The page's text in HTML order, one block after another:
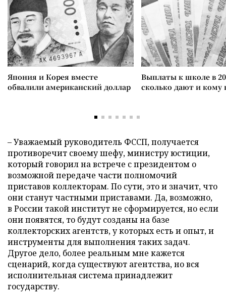
Япония и Корея вместе
обвалили американский доллар
Выплаты к школе в
сколько дают и
– Уважаемый руководитель ФССП, получается
противоречит своему шефу, министру юстиции,
который говорил на встрече с президентом о
возможной передаче части полномочий
приставов коллекторам. По сути, это и значит, что
они станут частными приставами. Да, возможно,
в России такой институт не сформируется, но если
они появятся, то будут созданы на базе
коллекторских агентств, у которых есть и опыт, и
инструменты для выполнения таких задач.
Другое дело, более реальным мне кажется
сценарий, когда существуют агентства, но вся
исполнительная система принадлежит
государству.